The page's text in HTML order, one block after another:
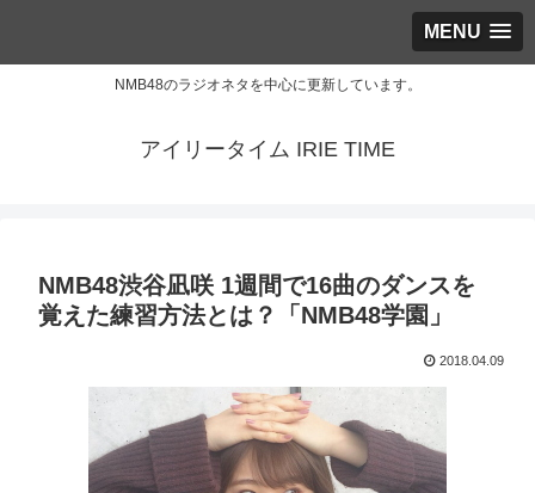
MENU
NMB48のラジオネタを中心に更新しています。
アイリータイム IRIE TIME
NMB48渋谷凪咲 1週間で16曲のダンスを
覚えた練習方法とは？「NMB48学園」
2018.04.09